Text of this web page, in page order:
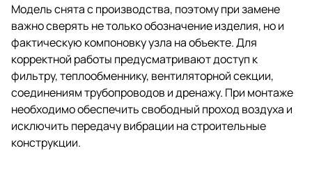
Модель снята с производства, поэтому при замене
важно сверять не только обозначение изделия, но и
фактическую компоновку узла на объекте. Для
корректной работы предусматривают доступ к
фильтру, теплообменнику, вентиляторной секции,
соединениям трубопроводов и дренажу. При монтаже
необходимо обеспечить свободный проход воздуха и
исключить передачу вибрации на строительные
конструкции.